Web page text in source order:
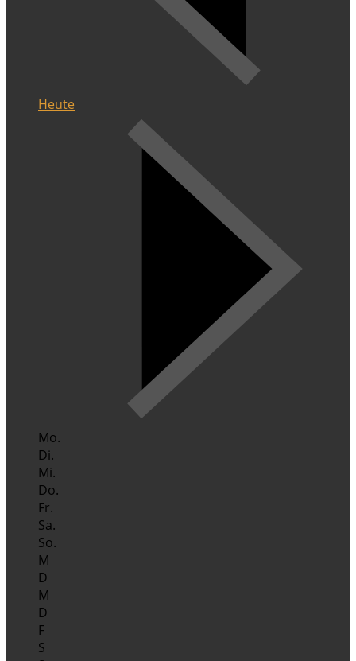
Heute
Mo.
Di.
Mi.
Do.
Fr.
Sa.
So.
M
D
M
D
F
S